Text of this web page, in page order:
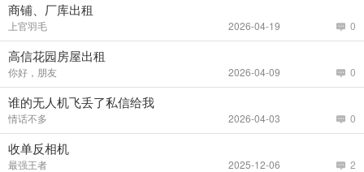
商铺、厂库出租
上官羽毛 0
2026-04-19
高信花园房屋出租
你好，朋友 0
2026-04-09
谁的无人机飞丢了私信给我
情话不多 0
2026-04-03
收单反相机
最强王者 2
2025-12-06